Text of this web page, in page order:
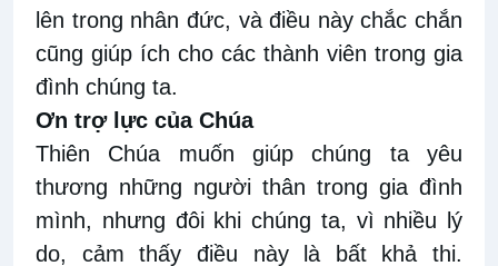
lên trong nhân đức, và điều này chắc chắn
cũng giúp ích cho các thành viên trong gia
đình chúng ta.
Ơn trợlực của Chúa
Thiên Chúa muốn giúp chúng ta yêu
thương những người thân trong gia đình
mình, nhưng đôi khi chúng ta, vì nhiều lý
do, cảm thấy điều này là bất khả thi.